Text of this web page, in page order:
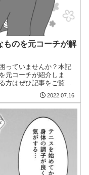
ものを元コーチが解
っていませんか？本記
元コーチが紹介しま
方はぜひ記事をご覧く
2022.07.16